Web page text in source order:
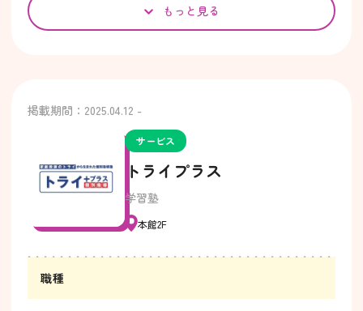
もっと見る
掲載期間：2025.04.12 -
サービス
トライプラス
学習塾
本館2F
職種